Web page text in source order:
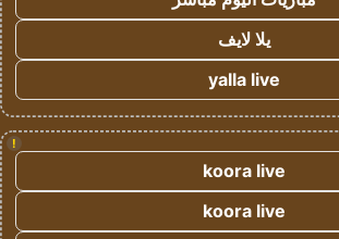
يلا لايف
yalla live
!
koora live
koora live